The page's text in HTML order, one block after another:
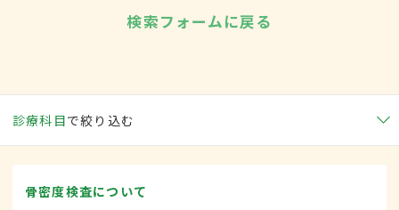
検索フォームに戻る
診療科目で絞り込む
骨密度検査について